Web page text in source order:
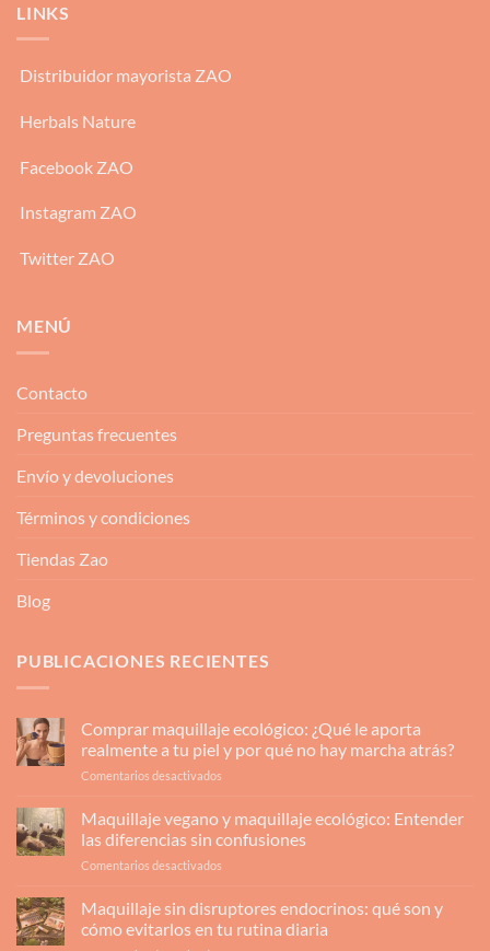
LINKS
Distribuidor mayorista ZAO
Herbals Nature
Facebook ZAO
Instagram ZAO
Twitter ZAO
MENÚ
Contacto
Preguntas frecuentes
Envío y devoluciones
Términos y condiciones
Tiendas Zao
Blog
PUBLICACIONES RECIENTES
Comprar maquillaje ecológico: ¿Qué le aporta
realmente a tu piel y por qué no hay marcha atrás?
Comentarios desactivados
ecológico:
¿Qué
realmente
Maquillaje vegano y maquillaje ecológico: Entender
las diferencias sin confusiones
Comentarios desactivados
vegano
y
maquillaje
Maquillaje sin disruptores endocrinos: qué son y
cómo evitarlos en tu rutina diaria